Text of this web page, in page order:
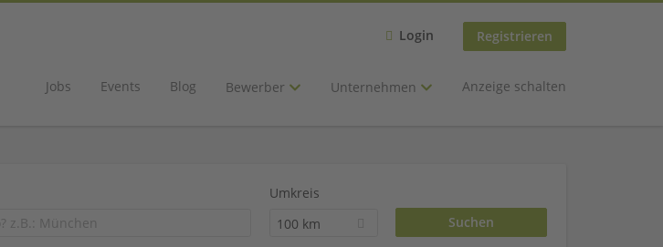
Login Registrieren
Jobs Events Blog Bewerber Unternehmen Anzeige schalten
Umkreis
100 km